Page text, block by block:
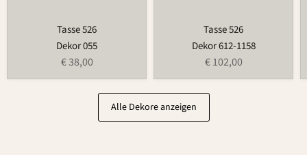
Tasse 526
Dekor 055
€ 38,00
Tasse 526
Dekor 612-1158
€ 102,00
Alle Dekore anzeigen